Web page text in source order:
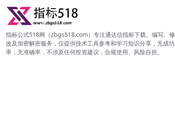
指标公式518网（zbgs518.com）专注通达信指标下载、编写、修
改及加密解密服务，仅提供技术工具参考和学习知识分享，无成功
率，无准确率，不涉及任何投资建议，合规使用、风险自担。